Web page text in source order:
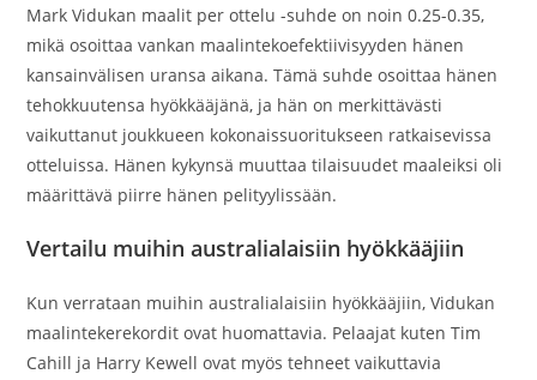
Mark Vidukan maalit per ottelu -suhde on noin 0.25-0.35,
mikä osoittaa vankan maalintekoefektiivisyyden hänen
kansainvälisen uransa aikana. Tämä suhde osoittaa hänen
tehokkuutensa hyökkääjänä, ja hän on merkittävästi
vaikuttanut joukkueen kokonaissuoritukseen ratkaisevissa
otteluissa. Hänen kykynsä muuttaa tilaisuudet maaleiksi oli
määrittävä piirre hänen pelityylissään.
Vertailu muihin australialaisiin hyökkääjiin
Kun verrataan muihin australialaisiin hyökkääjiin, Vidukan
maalintekerekordit ovat huomattavia. Pelaajat kuten Tim
Cahill ja Harry Kewell ovat myös tehneet vaikuttavia